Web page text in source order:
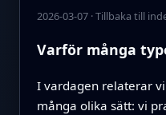
2026-03-07·Tillbaka till
Varför många
I vardagen relaterar
många olika sätt: vi